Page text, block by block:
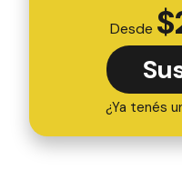
Desde $
¿Ya tenés